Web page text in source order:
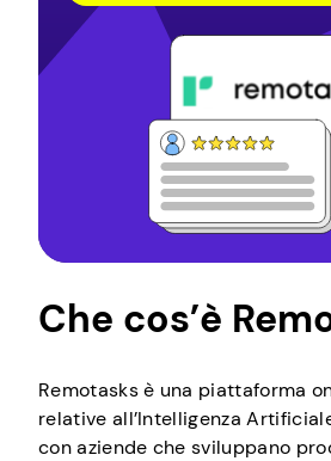
Che cos’è
Remotasks è una piattaforma
relative all’Intelligenza
con aziende che sviluppano